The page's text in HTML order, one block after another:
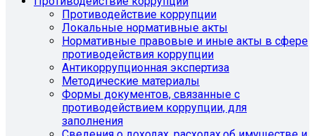
Противодействие коррупции
Локальные нормативные акты
Нормативные правовые и иные акты в сфере
противодействия коррупции
Антикоррупционная экспертиза
Методические материалы
Формы документов, связанные с
противодействием коррупции, для
заполнения